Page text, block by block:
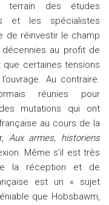
terrain des études
et les spécialistes
de réinvestir le champ
au profit de
que certaines tensions
Au contraire.
réunies pour
mutations qui ont
au cours de la
Aux armes, historiens
Même s’il est très
la réception et de
est un « sujet
que Hobsbawm,